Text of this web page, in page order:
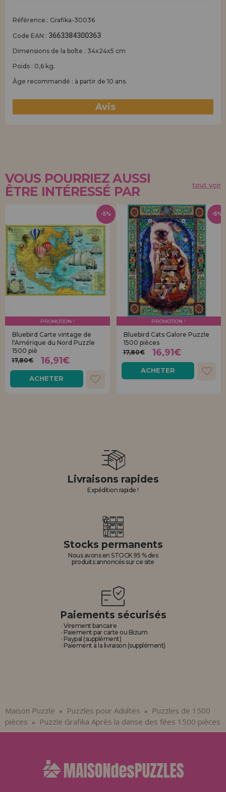
Référence.: Grafika-30036
Code EAN : 3663384300363
Dimensions de la boîte : 34x24x5 cm
Poids : 0,6 kg.
Âge recommandé : à partir de 10 ans.
Avis
VOUS POURRIEZ AUSSI
ÊTRE INTÉRESSÉ PAR
tout voir
PROMOTION !
Bluebird Carte vintage de
l'Amérique du Nord Puzzle
1500 piè
17,80€
16,91€
ACHETER
-5%
PROMOTION !
Bluebird Cats Galore Puzzle
1500 pièces
17,80€
16,91€
ACHETER
-5%
Livraisons rapides
Expédition rapide !
Stocks permanents
Nous avons en STOCK 95 % des
produits annoncés sur ce site
Paiements sécurisés
· Virement bancaire
· Paiement par carte ou Bizum
· Paypal (supplément)
· Paiement à la livraison (supplément)
Maison Puzzle » Puzzles pour Adultes »
Puzzles de 1500
pièces » Puzzle Grafika Après la danse des fées 1500 pièces